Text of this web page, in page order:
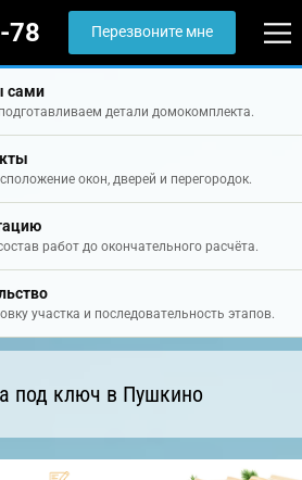
78 Перезвоните мне
сами
детали домокомплекта.
окон, дверей и перегородок.
работ до окончательного расчёта.
участка и последовательность этапов.
под ключ в Пушкино